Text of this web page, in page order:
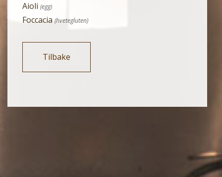
Aioli (egg)
Foccacia (hvetegluten)
Tilbake